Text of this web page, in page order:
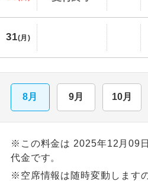
31(月)
8月 9月 10月
※この料金は 2025年12月09
代金です。
※空席情報は随時変動します